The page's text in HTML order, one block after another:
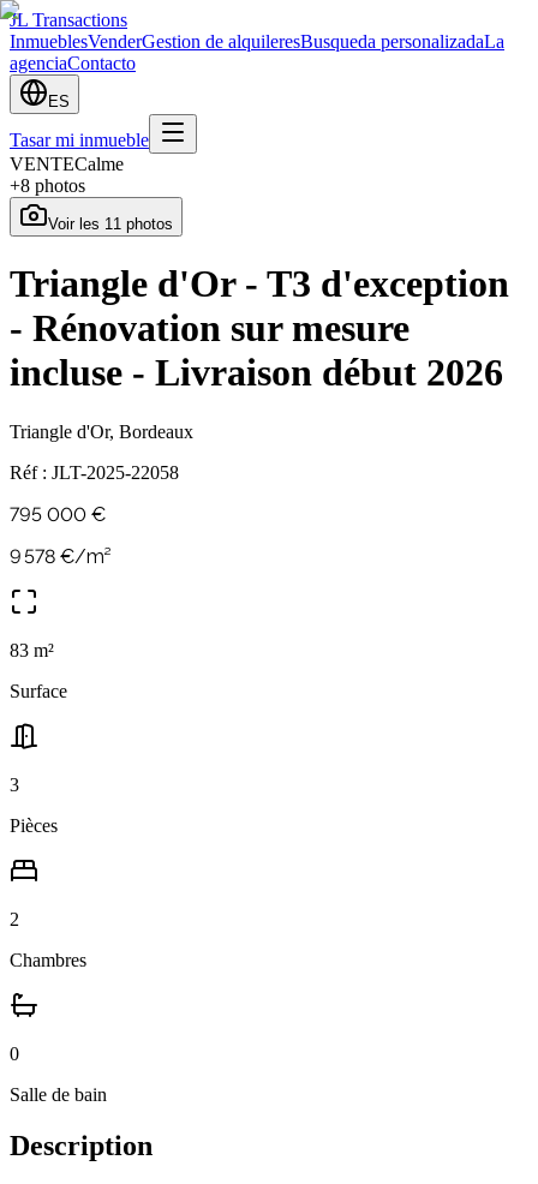
JL Transactions
InmueblesVenderGestion de alquileresBusqueda personalizadaLa
agenciaContacto
ES
Tasar mi inmueble
VENTECalme
+8 photos
Voir les 11 photos
Triangle d'Or - T3 d'exception
- Rénovation sur mesure
incluse - Livraison début 2026
Triangle d'Or, Bordeaux
Réf : JLT-2025-22058
795 000 €
9 578 €/m²
83 m²
Surface
3
Pièces
2
Chambres
0
Salle de bain
Description